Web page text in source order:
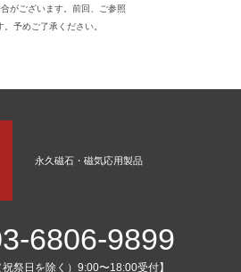
がございます。前回、ご参照
予めご了承ください。
永久磁石・磁気応用製品
6806-9899
祝祭日を除く）9:00〜18:00受付】